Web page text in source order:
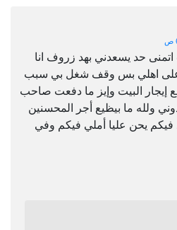
حد يسعدني بهد زروف انا
على اهلي بس وقف شغل بي سبب
البيت وإيز ما دفعت صاحب
ولله ما بيظيع أجر المحسنين
يحن عليا أملي فيكم وفي